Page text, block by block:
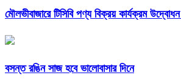
মৌলভীবাজারে টিসিবি পণ্য বিক্রয় কার্যক্রম উদ্বোধন
বসন্ত রঙিন সাজ হবে ভালোবাসার দিনে